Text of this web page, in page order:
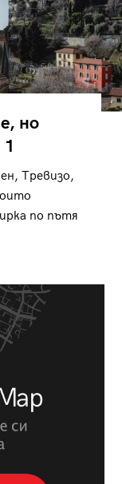
но
Тревизо,
по пътя